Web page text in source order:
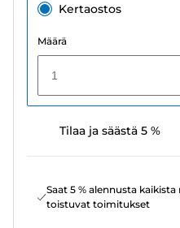
Kertaostos
Määrä
1
Tilaa ja säästä 5 %
Saat 5 % alennusta
toistuvat toimitukset